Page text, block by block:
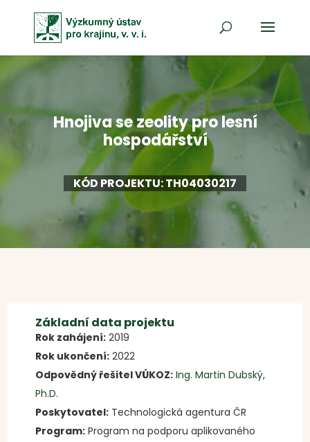
Hnojiva se zeolity pro lesní
hospodářství
KÓD PROJEKTU: TH04030217
Základní data projektu
Rok zahájení: 2019
Rok ukončení: 2022
Odpovědný řešitel VÚKOZ: Ing. Martin Dubský,
Ph.D.
Poskytovatel: Technologická agentura ČR
Program: Program na podporu aplikovaného